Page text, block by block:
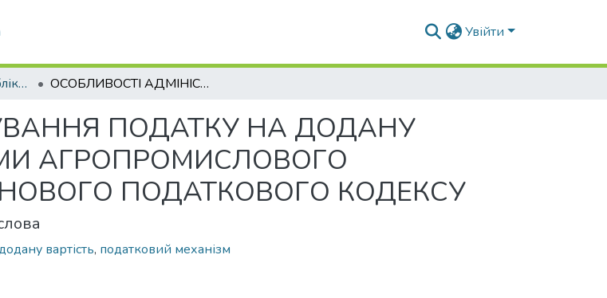
Увійти
Кафедра Фінансів, обліку і оподаткування ОСОБЛИВОСТІ АДМІНІСТРУВАННЯ ПОДАТКУ НА ДОДАНУ ВАРТІСТЬ ПІДПРИЄМСТВАМИ АГРОПРОМИСЛОВОГО КОМПЛЕКСУ В УМОВАХ ДІЇ НОВОГО ПОДАТКОВОГО КОДЕКСУ
ПОДАТКУ НА ДОДАНУ
АГРОПРОМИСЛОВОГО
ПОДАТКОВОГО КОДЕКСУ
вартість, податковий механізм